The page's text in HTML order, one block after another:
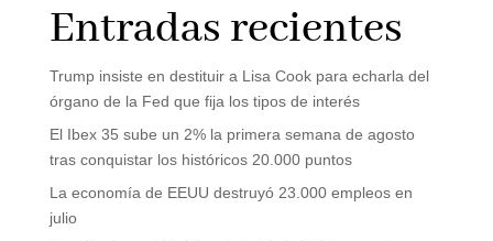
Entradas recientes
Trump insiste en destituir a Lisa Cook para echarla del
órgano de la Fed que fija los tipos de interés
El Ibex 35 sube un 2% la primera semana de agosto
tras conquistar los históricos 20.000 puntos
La economía de EEUU destruyó 23.000 empleos en
julio